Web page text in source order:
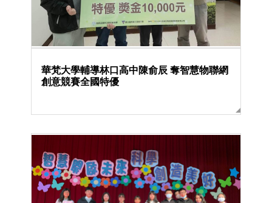
華梵大學輔導林口高中陳俞辰 奪智慧物聯網
創意競賽全國特優